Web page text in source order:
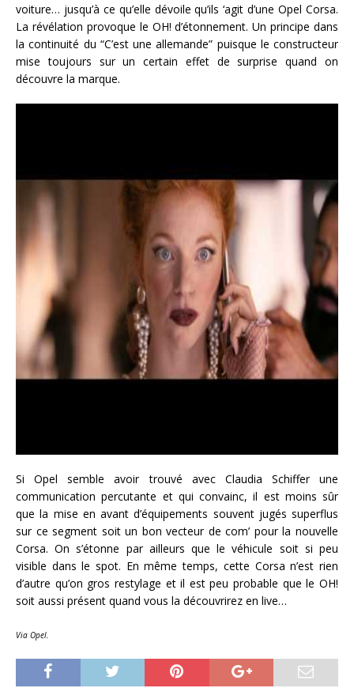
voiture… jusqu’à ce qu’elle dévoile qu’ils ‘agit d’une Opel Corsa.
La révélation provoque le OH! d’étonnement. Un principe dans
la continuité du “C’est une allemande” puisque le constructeur
mise toujours sur un certain effet de surprise quand on
découvre la marque.
Si Opel semble avoir trouvé avec Claudia Schiffer une
communication percutante et qui convainc, il est moins sûr
que la mise en avant d’équipements souvent jugés superflus
sur ce segment soit un bon vecteur de com’ pour la nouvelle
Corsa. On s’étonne par ailleurs que le véhicule soit si peu
visible dans le spot. En même temps, cette Corsa n’est rien
d’autre qu’on gros restylage et il est peu probable que le OH!
soit aussi présent quand vous la découvrirez en live…
Via Opel.